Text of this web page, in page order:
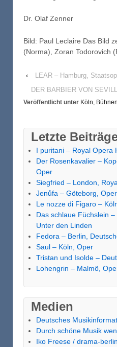
Dr. Olaf Zenner
Bild: Paul Leclaire Das Bild
(Norma), Zoran Todorovich
‹
LEAR – Hamburg,
DER BARBIER VON
Veröffentlicht unter Köln,
Letzte
I puritani – Royal Opera
Der Rosenkavalier –
Oper
Siegfried – London,
Jenůfa – Göteborg, Oper
Le nozze di Figaro –
Das schlaue Füchslein
Unter den Linden
Fedora – Berlin,
Saul – Köln, Oper
Tristan und Isolde –
Lohengrin – Malmö,
Medien
Deutsches
Durch schöne Musik
Iko Freese / drama-